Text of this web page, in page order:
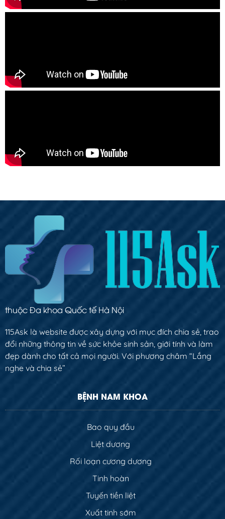
thuộc Đa khoa Quốc tế Hà Nội
115Ask là website được xây dựng với mục đích chia sẻ, trao
đổi những thông tin về sức khỏe sinh sản, giới tính và làm
đẹp dành cho tất cả mọi người. Với phương châm “Lắng
nghe và chia sẻ”
BỆNH NAM KHOA
Bao quy đầu
Liệt dương
Rối loạn cương dương
Tinh hoàn
Tuyến tiền liệt
Xuất tinh sớm